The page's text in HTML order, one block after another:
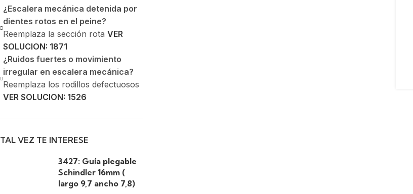
¿Escalera mecánica detenida por
dientes rotos en el peine?
Reemplaza la sección rota VER
SOLUCION: 1871
¿Ruidos fuertes o movimiento
irregular en escalera mecánica?
Reemplaza los rodillos defectuosos
VER SOLUCION: 1526
TAL VEZ TE INTERESE
3427: Guía plegable
Schindler 16mm (
largo 9,7 ancho 7,8)